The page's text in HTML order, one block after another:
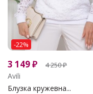
-22%
3 149₽ 4 250₽
Avili
Блузка кружевна...